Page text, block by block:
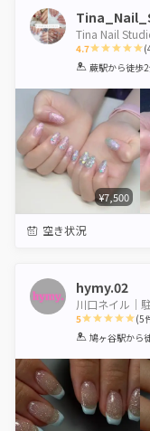
Tina Nail
4.7
1 2 3 4 5
(
蕨駅から徒歩
¥7,500
空き状況
hymy.02
川口ネイル｜
5
1 2 3 4 5
(5
鳩ヶ谷駅から